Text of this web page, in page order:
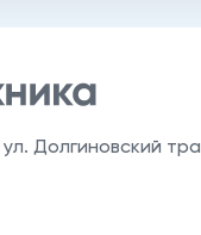
ул. Долгиновский